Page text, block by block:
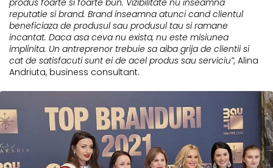
reputatie si brand. Brand inseamna atunci cand clientul
beneficiaza de produsul sau produsul tau si ramane
incantat. Daca asa ceva nu exista, nu este misiunea
implinita. Un antreprenor trebuie sa aiba grija de clientii si
cat de satisfacuti sunt ei de acel produs sau serviciu”, Alina
Andriuta, business consultant.